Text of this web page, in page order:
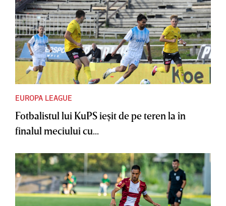
EUROPA LEAGUE
Fotbalistul lui KuPS ieşit de pe teren la în
finalul meciului cu...